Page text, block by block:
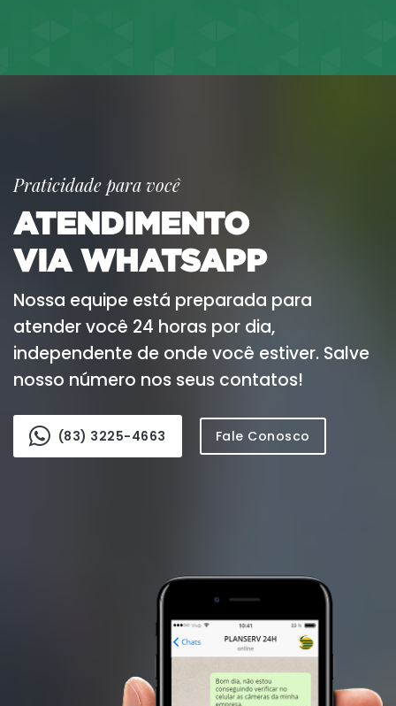
Praticidade para você
ATENDIMENTO
VIA WHATSAPP
Nossa equipe está preparada para
atender você 24 horas por dia,
independente de onde você estiver. Salve
nosso número nos seus contatos!
(83) 3225-4663 Fale Conosco